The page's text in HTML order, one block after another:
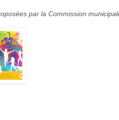
par la Commission